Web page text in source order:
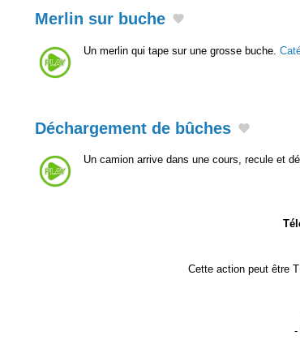
Merlin sur buche
Un merlin qui tape sur une grosse buche.
Déchargement de bûches
Un camion arrive dans une cours, recule et
Cette action peut être
-